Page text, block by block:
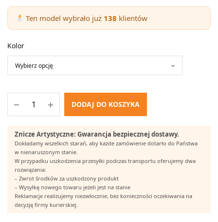
Ten model wybrało już 138 klientów
Kolor
DODAJ DO KOSZYKA
Znicze Artystyczne: Gwarancja bezpiecznej dostawy.
Dokładamy wszelkich starań, aby każde zamówienie dotarło do Państwa
w nienaruszonym stanie.
W przypadku uszkodzenia przesyłki podczas transportu oferujemy dwa
rozwiązania:
– Zwrot środków za uszkodzony produkt
– Wysyłkę nowego towaru jeżeli jest na stanie
Reklamacje realizujemy niezwłocznie, bez konieczności oczekiwania na
decyzję firmy kurierskiej.